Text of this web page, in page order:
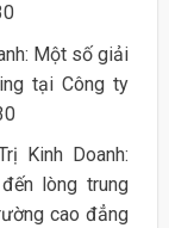
Một số giải
tại Công ty
Kinh Doanh:
lòng trung
cao đẳng